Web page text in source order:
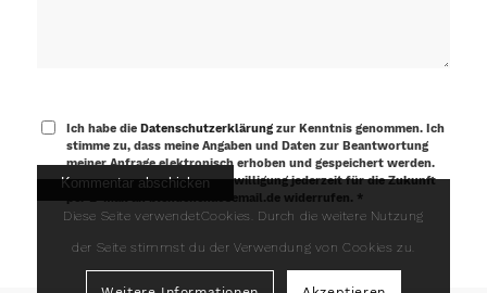
Ich habe die Datenschutzerklärung zur Kenntnis genommen. Ich
stimme zu, dass meine Angaben und Daten zur Beantwortung
meiner Anfrage elektronisch erhoben und gespeichert werden.
Hinweis: Sie können Ihre Einwilligung jederzeit für die Zukunft
per E-Mail an blendenchaosemail.de widerrufen. *
Diese Seite verwendetCookies. Durch die weitere Nutzung
der Seite stimmst du der Verwendung von Cookies zu.